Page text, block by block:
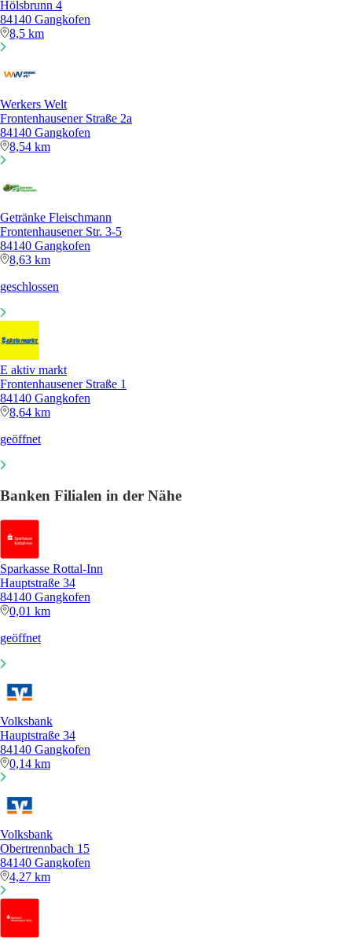
Hölsbrunn 4
84140 Gangkofen
8,5 km
Werkers Welt
Frontenhausener Straße 2a
84140 Gangkofen
8,54 km
Getränke Fleischmann
Frontenhausener Str. 3-5
84140 Gangkofen
8,63 km
geschlossen
E aktiv markt
Frontenhausener Straße 1
84140 Gangkofen
8,64 km
geöffnet
Banken Filialen in der Nähe
Sparkasse Rottal-Inn
Hauptstraße 34
84140 Gangkofen
0,01 km
geöffnet
Volksbank
Hauptstraße 34
84140 Gangkofen
0,14 km
Volksbank
Obertrennbach 15
84140 Gangkofen
4,27 km